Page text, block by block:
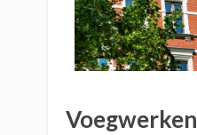
Voegwerken